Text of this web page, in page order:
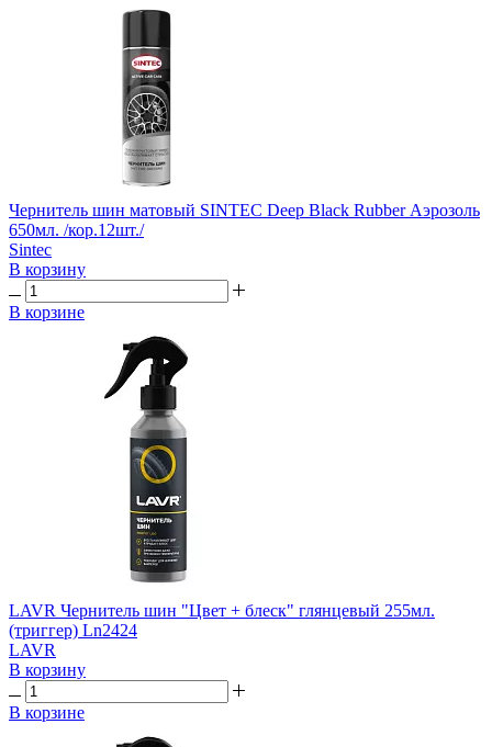
Чернитель шин матовый SINTEC Deep Black Rubber Аэрозоль
650мл. /кор.12шт./
Sintec
В корзину
В корзине
LAVR Чернитель шин "Цвет + блеск" глянцевый 255мл.
(триггер) Ln2424
LAVR
В корзину
В корзине